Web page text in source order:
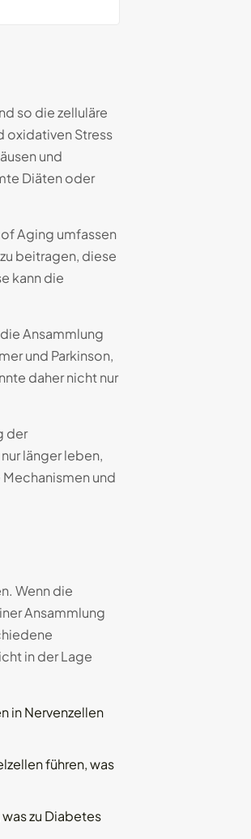
so die zelluläre
oxidativen Stress
und
Diäten oder
Aging umfassen
beitragen, diese
kann die
Ansammlung
und Parkinson,
daher nicht nur
der
länger leben,
und
Wenn die
Ansammlung
in der Lage
in Nervenzellen
führen, was
zu Diabetes